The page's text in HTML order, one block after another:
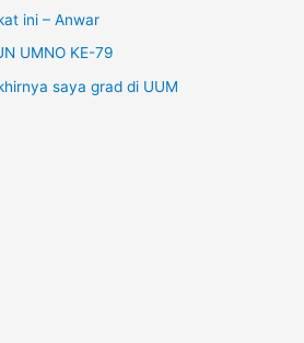
ini – Anwar
UMNO KE-79
saya grad di UUM